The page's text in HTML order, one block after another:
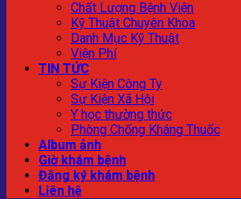
Chất Lượng Bệnh Viện
Kỹ Thuật Chuyên Khoa
Danh Mục Kỹ Thuật
Viện Phí
TIN TỨC
Sự Kiện Công Ty
Sự Kiện Xã Hội
Y học thường thức
Phòng Chống Kháng Thuốc
Album ảnh
Giờ khám bệnh
Đăng ký khám bệnh
Liên hệ